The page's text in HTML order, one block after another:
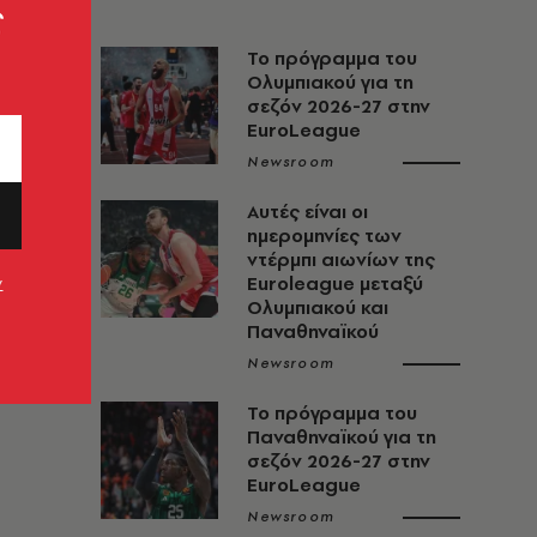
Το πρόγραμμα του
Ολυμπιακού για τη
σεζόν 2026-27 στην
EuroLeague
Newsroom
Αυτές είναι οι
ημερομηνίες των
ντέρμπι αιωνίων της
Euroleague μεταξύ
Ολυμπιακού και
Παναθηναϊκού
Newsroom
Το πρόγραμμα του
Παναθηναϊκού για τη
σεζόν 2026-27 στην
EuroLeague
Newsroom